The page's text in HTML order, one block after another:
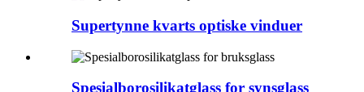
Supertynne kvarts optiske vinduer
Spesialborosilikatglass for synsglass